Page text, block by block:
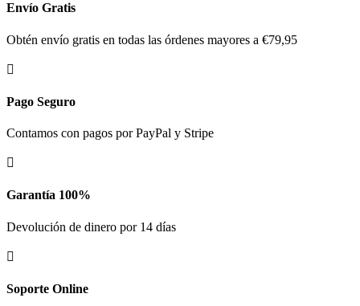
Envío Gratis
Obtén envío gratis en todas las órdenes mayores a €79,95

Pago Seguro
Contamos con pagos por PayPal y Stripe

Garantía 100%
Devolución de dinero por 14 días

Soporte Online